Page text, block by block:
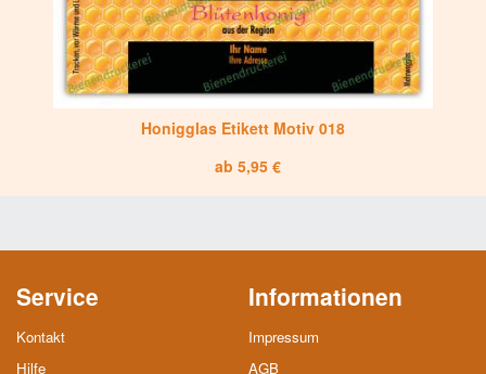
Honigglas Etikett Motiv 018
ab 5,95 €
Service
Kontakt
Hilfe
Informationen
Impressum
AGB